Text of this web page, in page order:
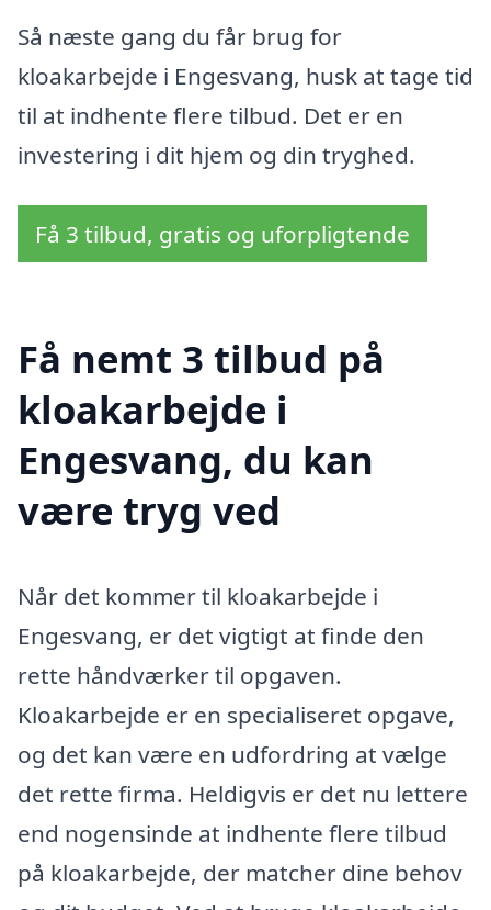
Så næste gang du får brug for
kloakarbejde i Engesvang, husk at tage tid
til at indhente flere tilbud. Det er en
investering i dit hjem og din tryghed.
Få 3 tilbud, gratis og uforpligtende
Få nemt 3 tilbud på
kloakarbejde i
Engesvang, du kan
være tryg ved
Når det kommer til kloakarbejde i
Engesvang, er det vigtigt at finde den
rette håndværker til opgaven.
Kloakarbejde er en specialiseret opgave,
og det kan være en udfordring at vælge
det rette firma. Heldigvis er det nu lettere
end nogensinde at indhente flere tilbud
på kloakarbejde, der matcher dine behov